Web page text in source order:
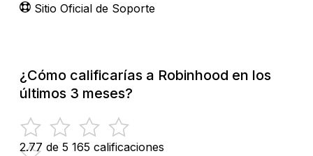
Sitio Oficial de Soporte
¿Cómo calificarías a Robinhood en los
últimos 3 meses?
2.77 de 5 165 calificaciones